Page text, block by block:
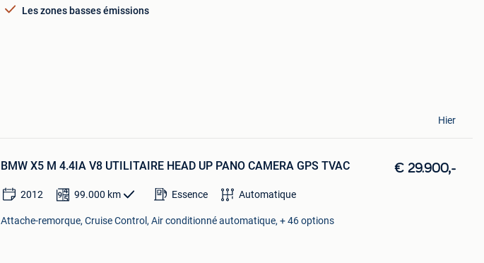
Les zones basses émissions
Hier
BMW X5 M 4.4IA V8 UTILITAIRE HEAD UP PANO CAMERA GPS TVAC € 29.900,-
2012 99.000 km Essence Automatique
Attache-remorque, Cruise Control, Air conditionné automatique, + 46 options